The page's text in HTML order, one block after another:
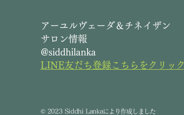
​アーユルヴェーダ＆チネイザン
サロン情報
@siddhilanka
LINE友だち登録こちらをクリック
©2023 Siddhi Lankaにより作成しました